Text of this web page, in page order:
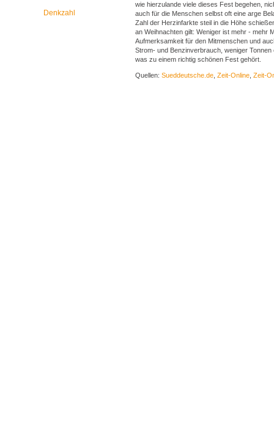
Denkzahl
wie hierzulande viele dieses Fest begehen,
auch für die Menschen selbst oft eine arge
Zahl der Herzinfarkte steil in die Höhe
an Weihnachten gilt: Weniger ist mehr - mehr
Aufmerksamkeit für den Mitmenschen und
Strom- und Benzinverbrauch, weniger
was zu einem richtig schönen Fest gehört.
Quellen: Sueddeutsche.de Zeit-Online Zeit-